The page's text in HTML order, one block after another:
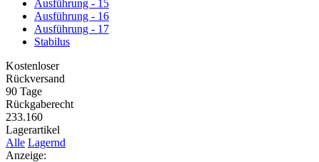
Ausführung - 15
Ausführung - 16
Ausführung - 17
Stabilus
Kostenloser
Rückversand
90 Tage
Rückgaberecht
233.160
Lagerartikel
Alle Lagernd
Anzeige: